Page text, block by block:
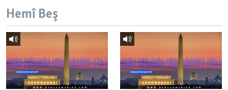
Zimanên Din
Hemî Beş